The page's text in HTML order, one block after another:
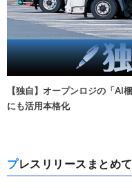
【独自】オープンロジの「AI
にも活用本格化
プレスリリースまとめ